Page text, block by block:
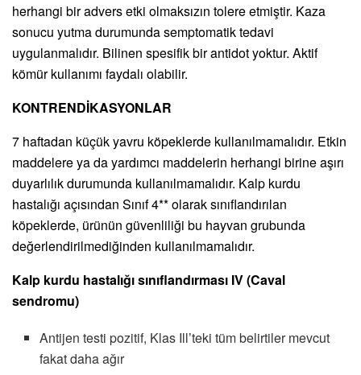
herhangi bir advers etki olmaksızın tolere etmiştir. Kaza
sonucu yutma durumunda semptomatik tedavi
uygulanmalıdır. Bilinen spesifik bir antidot yoktur. Aktif
kömür kullanımı faydalı olabilir.
KONTRENDİKASYONLAR
7 haftadan küçük yavru köpeklerde kullanılmamalıdır. Etkin
maddelere ya da yardımcı maddelerin herhangi birine aşırı
duyarlılık durumunda kullanılmamalıdır. Kalp kurdu
hastalığı açısından Sınıf 4** olarak sınıflandırılan
köpeklerde, ürünün güvenliliği bu hayvan grubunda
değerlendirilmediğinden kullanılmamalıdır.
Kalp kurdu hastalığı sınıflandırması IV (Caval
sendromu)
Antijen testi pozitif, Klas Ill’teki tüm belirtiler mevcut
fakat daha ağır